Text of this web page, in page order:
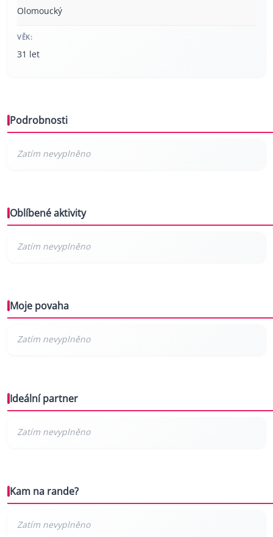
Olomoucký
VĚK:
31 let
Podrobnosti
Oblíbené aktivity
Moje povaha
Ideální partner
Kam na rande?